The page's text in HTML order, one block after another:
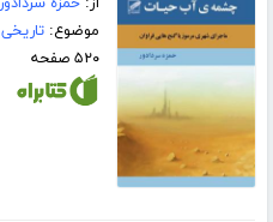
موضوع:تاریخی
۵۲۰ صفحه